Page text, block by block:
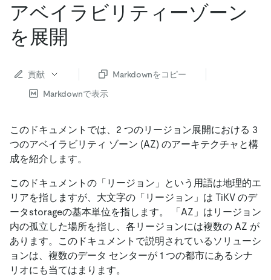
アベイラビリティーゾーン
を展開
貢献
Markdownをコピー
Markdownで表示
このドキュメントでは、2 つのリージョン展開における 3
つのアベイラビリティ ゾーン (AZ) のアーキテクチャと構
成を紹介します。
このドキュメントの「リージョン」という用語は地理的エ
リアを指しますが、大文字の「リージョン」は TiKV のデ
ータstorageの基本単位を指します。 「AZ」はリージョン
内の孤立した場所を指し、各リージョンには複数の AZ が
あります。このドキュメントで説明されているソリューシ
ョンは、複数のデータ センターが 1 つの都市にあるシナ
リオにも当てはまります。